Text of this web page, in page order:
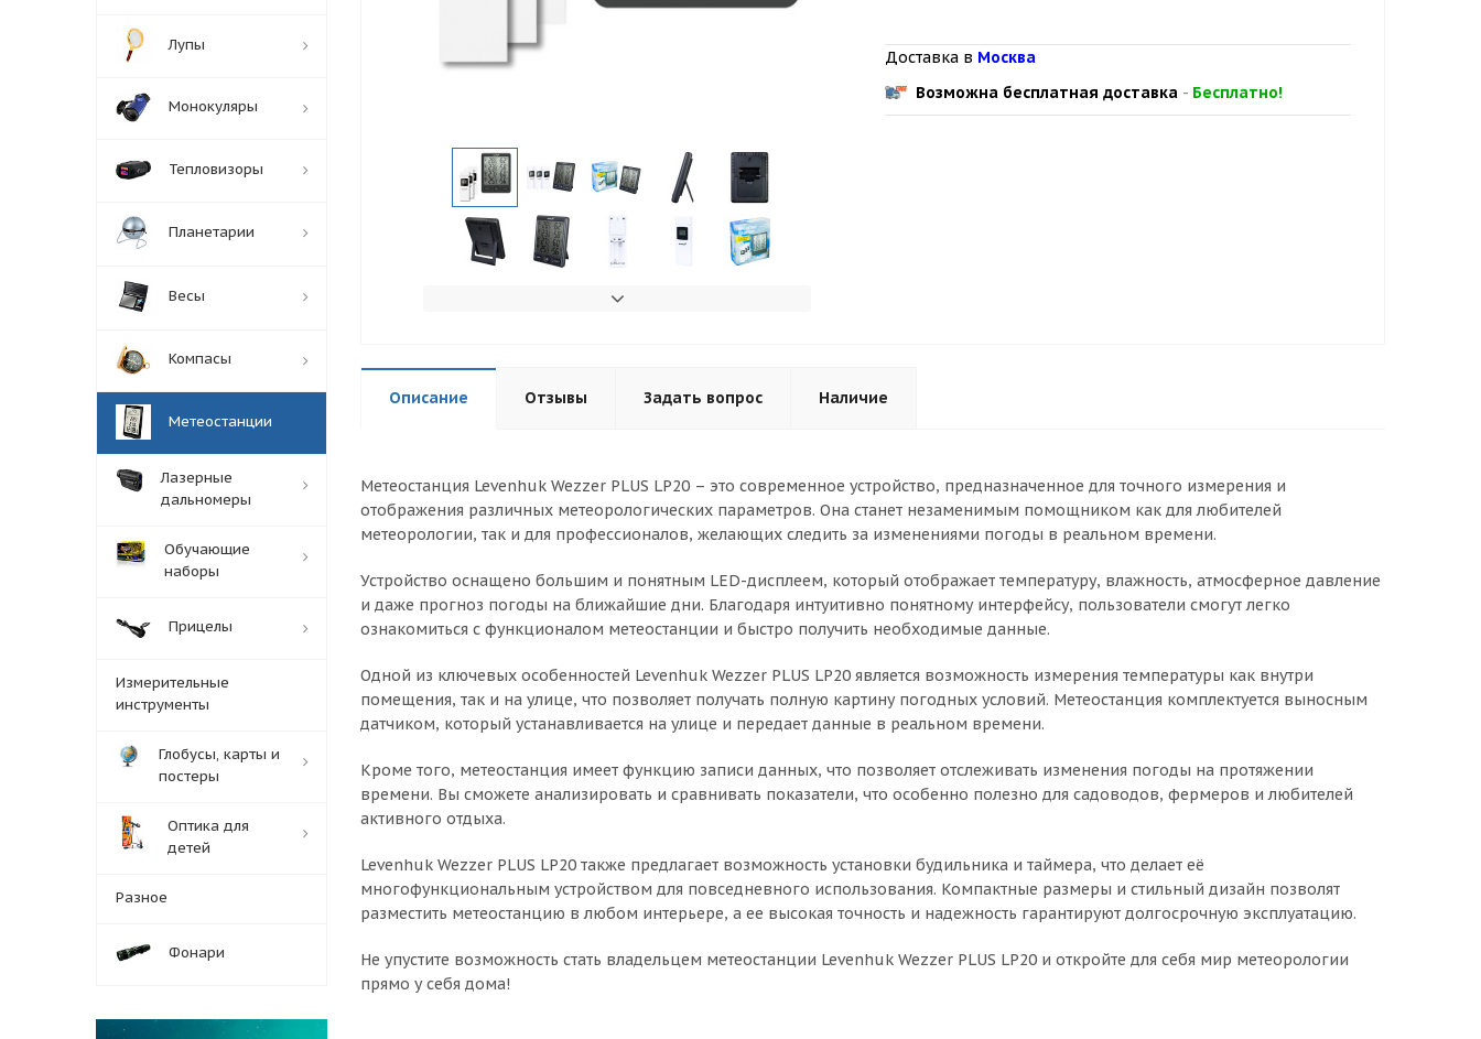
Доставка в Москва
Возможна бесплатная доставка - Бесплатно!
Описание Отзывы Задать вопрос Наличие
Метеостанция Levenhuk Wezzer PLUS LP20 – это современное устройство, предназначенное для точного измерения и
отображения различных метеорологических параметров. Она станет незаменимым помощником как для любителей
метеорологии, так и для профессионалов, желающих следить за изменениями погоды в реальном времени.
Устройство оснащено большим и понятным LED-дисплеем, который отображает температуру, влажность, атмосферное давление
и даже прогноз погоды на ближайшие дни. Благодаря интуитивно понятному интерфейсу, пользователи смогут легко
ознакомиться с функционалом метеостанции и быстро получить необходимые данные.
Одной из ключевых особенностей Levenhuk Wezzer PLUS LP20 является возможность измерения температуры как внутри
помещения, так и на улице, что позволяет получать полную картину погодных условий. Метеостанция комплектуется выносным
датчиком, который устанавливается на улице и передает данные в реальном времени.
Кроме того, метеостанция имеет функцию записи данных, что позволяет отслеживать изменения погоды на протяжении
времени. Вы сможете анализировать и сравнивать показатели, что особенно полезно для садоводов, фермеров и любителей
активного отдыха.
Levenhuk Wezzer PLUS LP20 также предлагает возможность установки будильника и таймера, что делает её
многофункциональным устройством для повседневного использования. Компактные размеры и стильный дизайн позволят
разместить метеостанцию в любом интерьере, а ее высокая точность и надежность гарантируют долгосрочную эксплуатацию.
Не упустите возможность стать владельцем метеостанции Levenhuk Wezzer PLUS LP20 и откройте для себя мир метеорологии
прямо у себя дома!
Лупы
Монокуляры
Тепловизоры
Планетарии
Весы
Компасы
Метеостанции
Лазерные
дальномеры
Обучающие
наборы
Прицелы
Измерительные
инструменты
Глобусы, карты и
постеры
Оптика для
детей
Разное
Фонари